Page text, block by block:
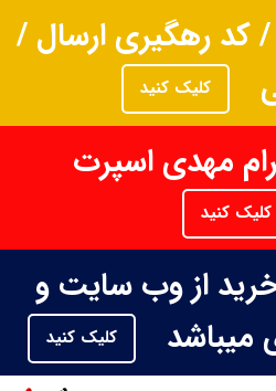
رهگیری ارسال /
کلیک کنید
مهدی اسپرت
کلیک کنید
از وب سایت و
میباشد
کلیک کنید